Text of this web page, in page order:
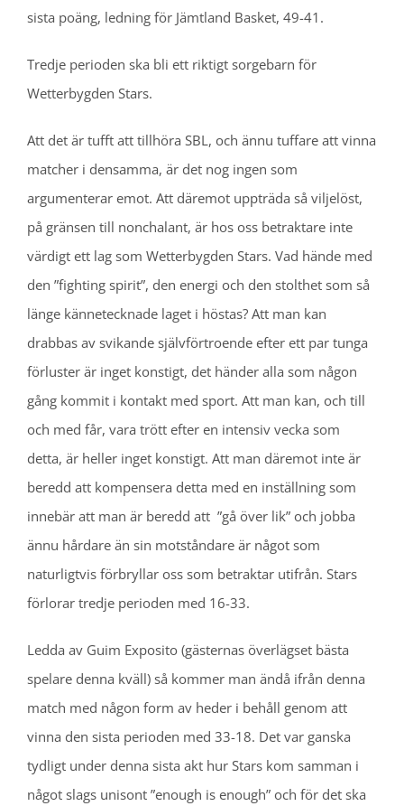
sista poäng, ledning för Jämtland Basket, 49-41.
Tredje perioden ska bli ett riktigt sorgebarn för
Wetterbygden Stars.
Att det är tufft att tillhöra SBL, och ännu tuffare att vinna
matcher i densamma, är det nog ingen som
argumenterar emot. Att däremot uppträda så viljelöst,
på gränsen till nonchalant, är hos oss betraktare inte
värdigt ett lag som Wetterbygden Stars. Vad hände med
den ”fighting spirit”, den energi och den stolthet som så
länge kännetecknade laget i höstas? Att man kan
drabbas av svikande självförtroende efter ett par tunga
förluster är inget konstigt, det händer alla som någon
gång kommit i kontakt med sport. Att man kan, och till
och med får, vara trött efter en intensiv vecka som
detta, är heller inget konstigt. Att man däremot inte är
beredd att kompensera detta med en inställning som
innebär att man är beredd att ”gå över lik” och jobba
ännu hårdare än sin motståndare är något som
naturligtvis förbryllar oss som betraktar utifrån. Stars
förlorar tredje perioden med 16-33.
Ledda av Guim Exposito (gästernas överlägset bästa
spelare denna kväll) så kommer man ändå ifrån denna
match med någon form av heder i behåll genom att
vinna den sista perioden med 33-18. Det var ganska
tydligt under denna sista akt hur Stars kom samman i
något slags unisont ”enough is enough” och för det ska